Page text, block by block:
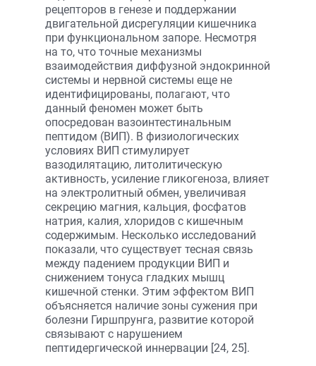
рецепторов в генезе и поддержании
двигательной дисрегуляции кишечника
при функциональном запоре. Несмотря
на то, что точные механизмы
взаимодействия диффузной эндокринной
системы и нервной системы еще не
идентифицированы, полагают, что
данный феномен может быть
опосредован вазоинтестинальным
пептидом (ВИП). В физиологических
условиях ВИП стимулирует
вазодилятацию, литолитическую
активность, усиление гликогеноза, влияет
на электролитный обмен, увеличивая
секрецию магния, кальция, фосфатов
натрия, калия, хлоридов с кишечным
содержимым. Несколько исследований
показали, что существует тесная связь
между падением продукции ВИП и
снижением тонуса гладких мышц
кишечной стенки. Этим эффектом ВИП
объясняется наличие зоны сужения при
болезни Гиршпрунга, развитие которой
связывают с нарушением
пептидергической иннервации [24, 25].